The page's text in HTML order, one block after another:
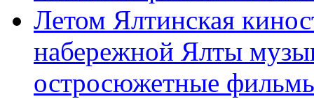
Летом Ялтинская
набережной Ялты
остросюжетные